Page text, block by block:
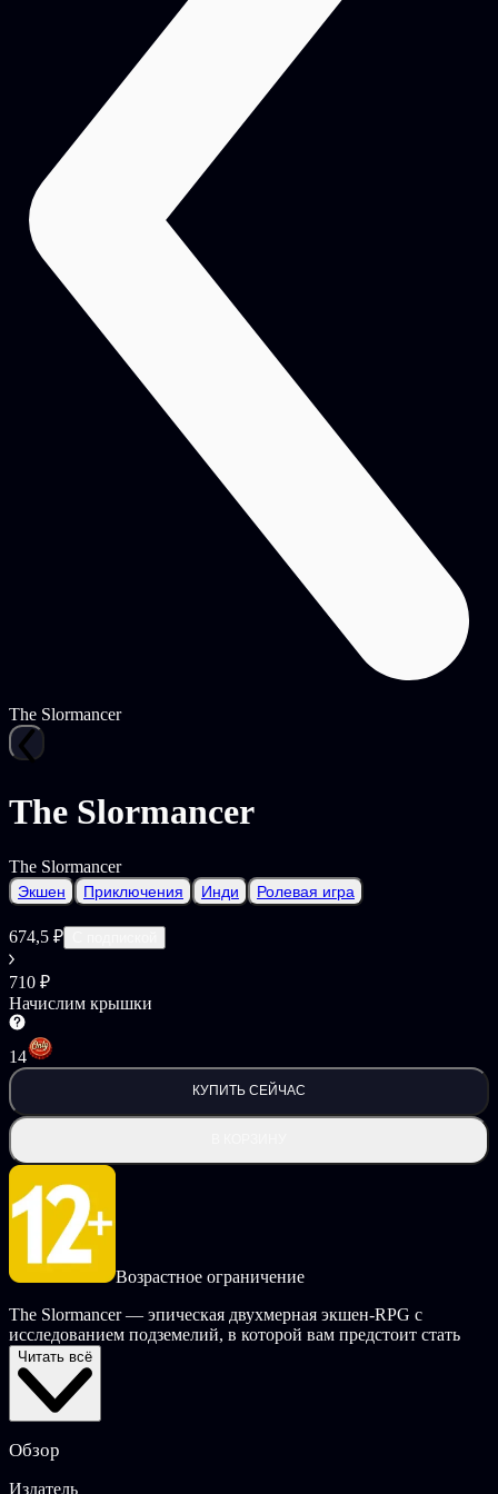
The Slormancer
The Slormancer
The Slormancer
Экшен Приключения Инди Ролевая игра
674,5 ₽
710 ₽
Начислим крышки
14
КУПИТЬ СЕЙЧАС
Возрастное ограничение
The Slormancer — эпическая двухмерная экшен-RPG с
исследованием подземелий, в которой вам предстоит стать
частью отряда изгоев, сражающегося с полчищами врагов во
главе со Слормантом. Играйте за «Могучего» Рыцаря,
«Свирепую» Охотницу или «Озорного» Мага, осваивайте
сотни способностей и врожденных умений, обзаводитесь
доказывайте свою ценность для мира.
Читать всё
Обзор
Издатель